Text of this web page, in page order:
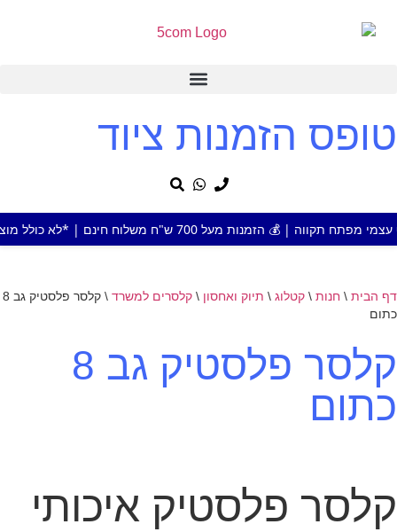
טופס הזמנות ציוד
700 ש"ח משלוח חינם | *לא כולל מוצר או אזור חריג
דף הבית \ חנות \ קטלוג \ תיוק ואחסון \ קלסרים למשרד \
קלסר פלסטיק גב 8
כתום
קלסר פלסטיק גב 8
כתום
קלסר פלסטיק איכותי